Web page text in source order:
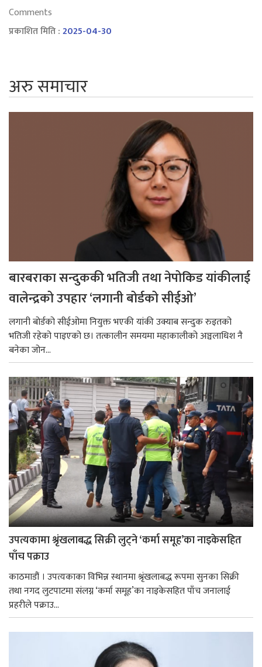
Comments
प्रकाशित मिति :2025-04-30
अरु समाचार
बारबराका सन्दुककी भतिजी तथा नेपोकिड यांकीलाई
वालेन्द्रको उपहार ‘लगानी बोर्डको सीईओ’
लगानी बोर्डको सीईओमा नियुक्त भएकी यांकी उक्याब सन्दुक रुइतको
भतिजी रहेको पाइएको छ। तत्कालीन समयमा महाकालीको अञ्चलाधिश नै
बनेका जोन...
उपत्यकामा श्रृंखलाबद्ध सिक्री लुट्ने ‘कर्मा समूह’का नाइकेसहित
पाँच पक्राउ
काठमाडौं । उपत्यकाका विभिन्न स्थानमा श्रृंखलाबद्ध रूपमा सुनका सिक्री
तथा नगद लुटपाटमा संलग्न ‘कर्मा समूह’का नाइकेसहित पाँच जनालाई
प्रहरीले पक्राउ...